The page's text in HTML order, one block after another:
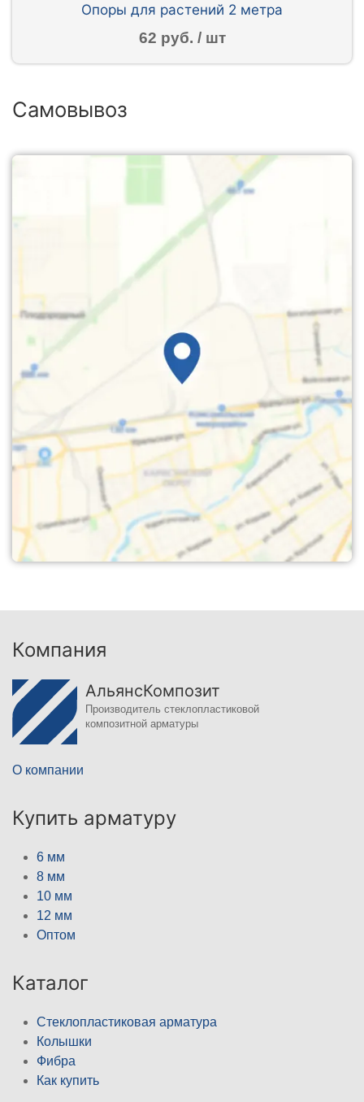
Опоры для растений 2 метра
62 руб. / шт
Самовывоз
Компания
АльянсКомпозит
Производитель стеклопластиковой
композитной арматуры
О компании
Купить арматуру
6 мм
8 мм
10 мм
12 мм
Оптом
Каталог
Стеклопластиковая арматура
Колышки
Фибра
Как купить